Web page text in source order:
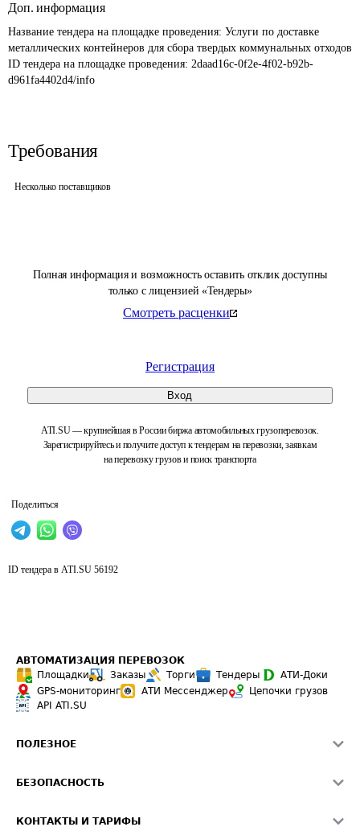
Полная информация и возможность оставить отклик доступны
только с лицензией «Тендеры»
Смотреть расценки
Регистрация
Вход
ATI.SU — крупнейшая в России биржа автомобильных грузоперевозок.
Зарегистрируйтесь и получите доступ к тендерам на перевозки, заявкам
на перевозку грузов и поиск транспорта
Поделиться
Доп. информация
Название тендера на площадке проведения: Услуги по доставке
металлических контейнеров для сбора твердых коммунальных отходов
ID тендера на площадке проведения: 2daad16c-0f2e-4f02-b92b-
d961fa4402d4/info
Требования
Несколько поставщиков
ID тендера в ATI.SU 56192
АВТОМАТИЗАЦИЯ ПЕРЕВОЗОК
Площадки
Заказы Торги Тендеры
АТИ-Доки
GPS-мониторинг
АТИ Мессенджер
Цепочки грузов
API ATI.SU
ПОЛЕЗНОЕ
Звезды ATI.SU на вашем сайте
БЕЗОПАСНОСТЬ
КОНТАКТЫ И ТАРИФЫ